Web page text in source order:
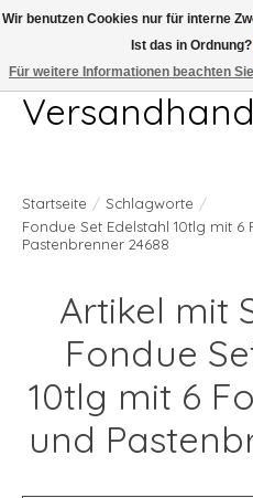
Telefon 04407 715872 MO-DO 7.00-
Startseite / Schlagworte /
Fondue Set Edelstahl 10tlg mit
Pastenbrenner 24688
Artikel mit
Fondue
10tlg mit 6
und
Wir benutzen Cookies nur für interne
Ist das in Ordnung?
Für weitere Informationen beachten